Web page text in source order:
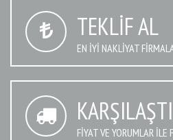
TEKLIF AL
EN IYI NAKLIYAT
FIYAT VE YORUMLAR İLE